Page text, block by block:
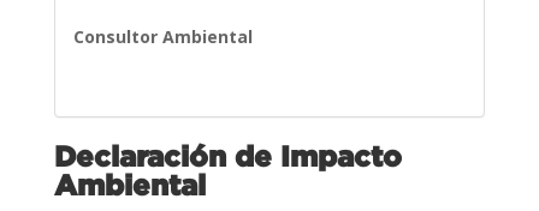
Consultor Ambiental
Declaración de Impacto
Ambiental